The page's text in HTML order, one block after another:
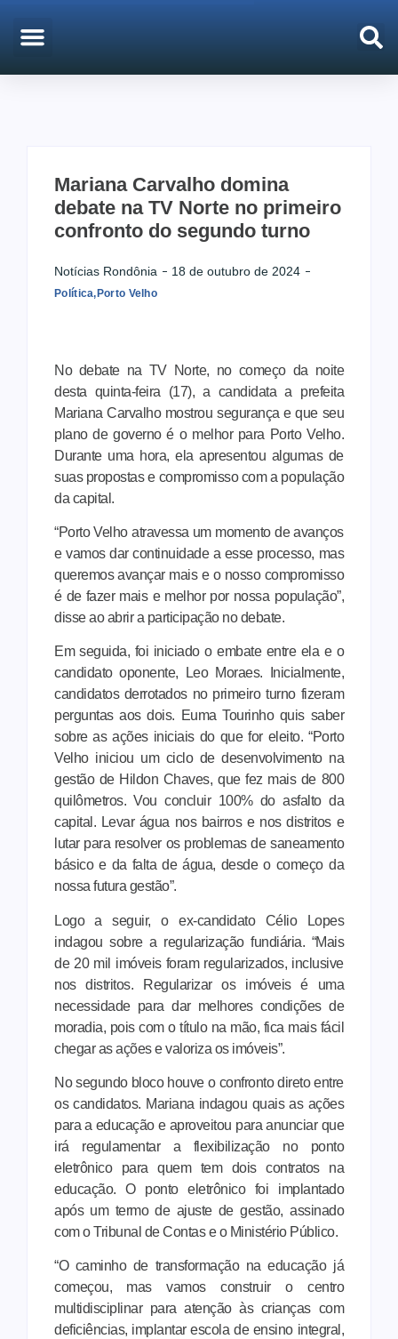
Mariana Carvalho domina
debate na TV Norte no primeiro
confronto do segundo turno
Notícias Rondônia 18 de outubro de 2024
Política,Porto Velho
No debate na TV Norte, no começo da noite
desta quinta-feira (17), a candidata a prefeita
Mariana Carvalho mostrou segurança e que seu
plano de governo é o melhor para Porto Velho.
Durante uma hora, ela apresentou algumas de
suas propostas e compromisso com a população
da capital.
“Porto Velho atravessa um momento de avanços
e vamos dar continuidade a esse processo, mas
queremos avançar mais e o nosso compromisso
é de fazer mais e melhor por nossa população”,
disse ao abrir a participação no debate.
Em seguida, foi iniciado o embate entre ela e o
candidato oponente, Leo Moraes. Inicialmente,
candidatos derrotados no primeiro turno fizeram
perguntas aos dois. Euma Tourinho quis saber
sobre as ações iniciais do que for eleito. “Porto
Velho iniciou um ciclo de desenvolvimento na
gestão de Hildon Chaves, que fez mais de 800
quilômetros. Vou concluir 100% do asfalto da
capital. Levar água nos bairros e nos distritos e
lutar para resolver os problemas de saneamento
básico e da falta de água, desde o começo da
nossa futura gestão”.
Logo a seguir, o ex-candidato Célio Lopes
indagou sobre a regularização fundiária. “Mais
de 20 mil imóveis foram regularizados, inclusive
nos distritos. Regularizar os imóveis é uma
necessidade para dar melhores condições de
moradia, pois com o título na mão, fica mais fácil
chegar as ações e valoriza os imóveis”.
No segundo bloco houve o confronto direto entre
os candidatos. Mariana indagou quais as ações
para a educação e aproveitou para anunciar que
irá regulamentar a flexibilização no ponto
eletrônico para quem tem dois contratos na
educação. O ponto eletrônico foi implantado
após um termo de ajuste de gestão, assinado
com o Tribunal de Contas e o Ministério Público.
“O caminho de transformação na educação já
começou, mas vamos construir o centro
multidisciplinar para atenção às crianças com
deficiências, implantar escola de ensino integral,